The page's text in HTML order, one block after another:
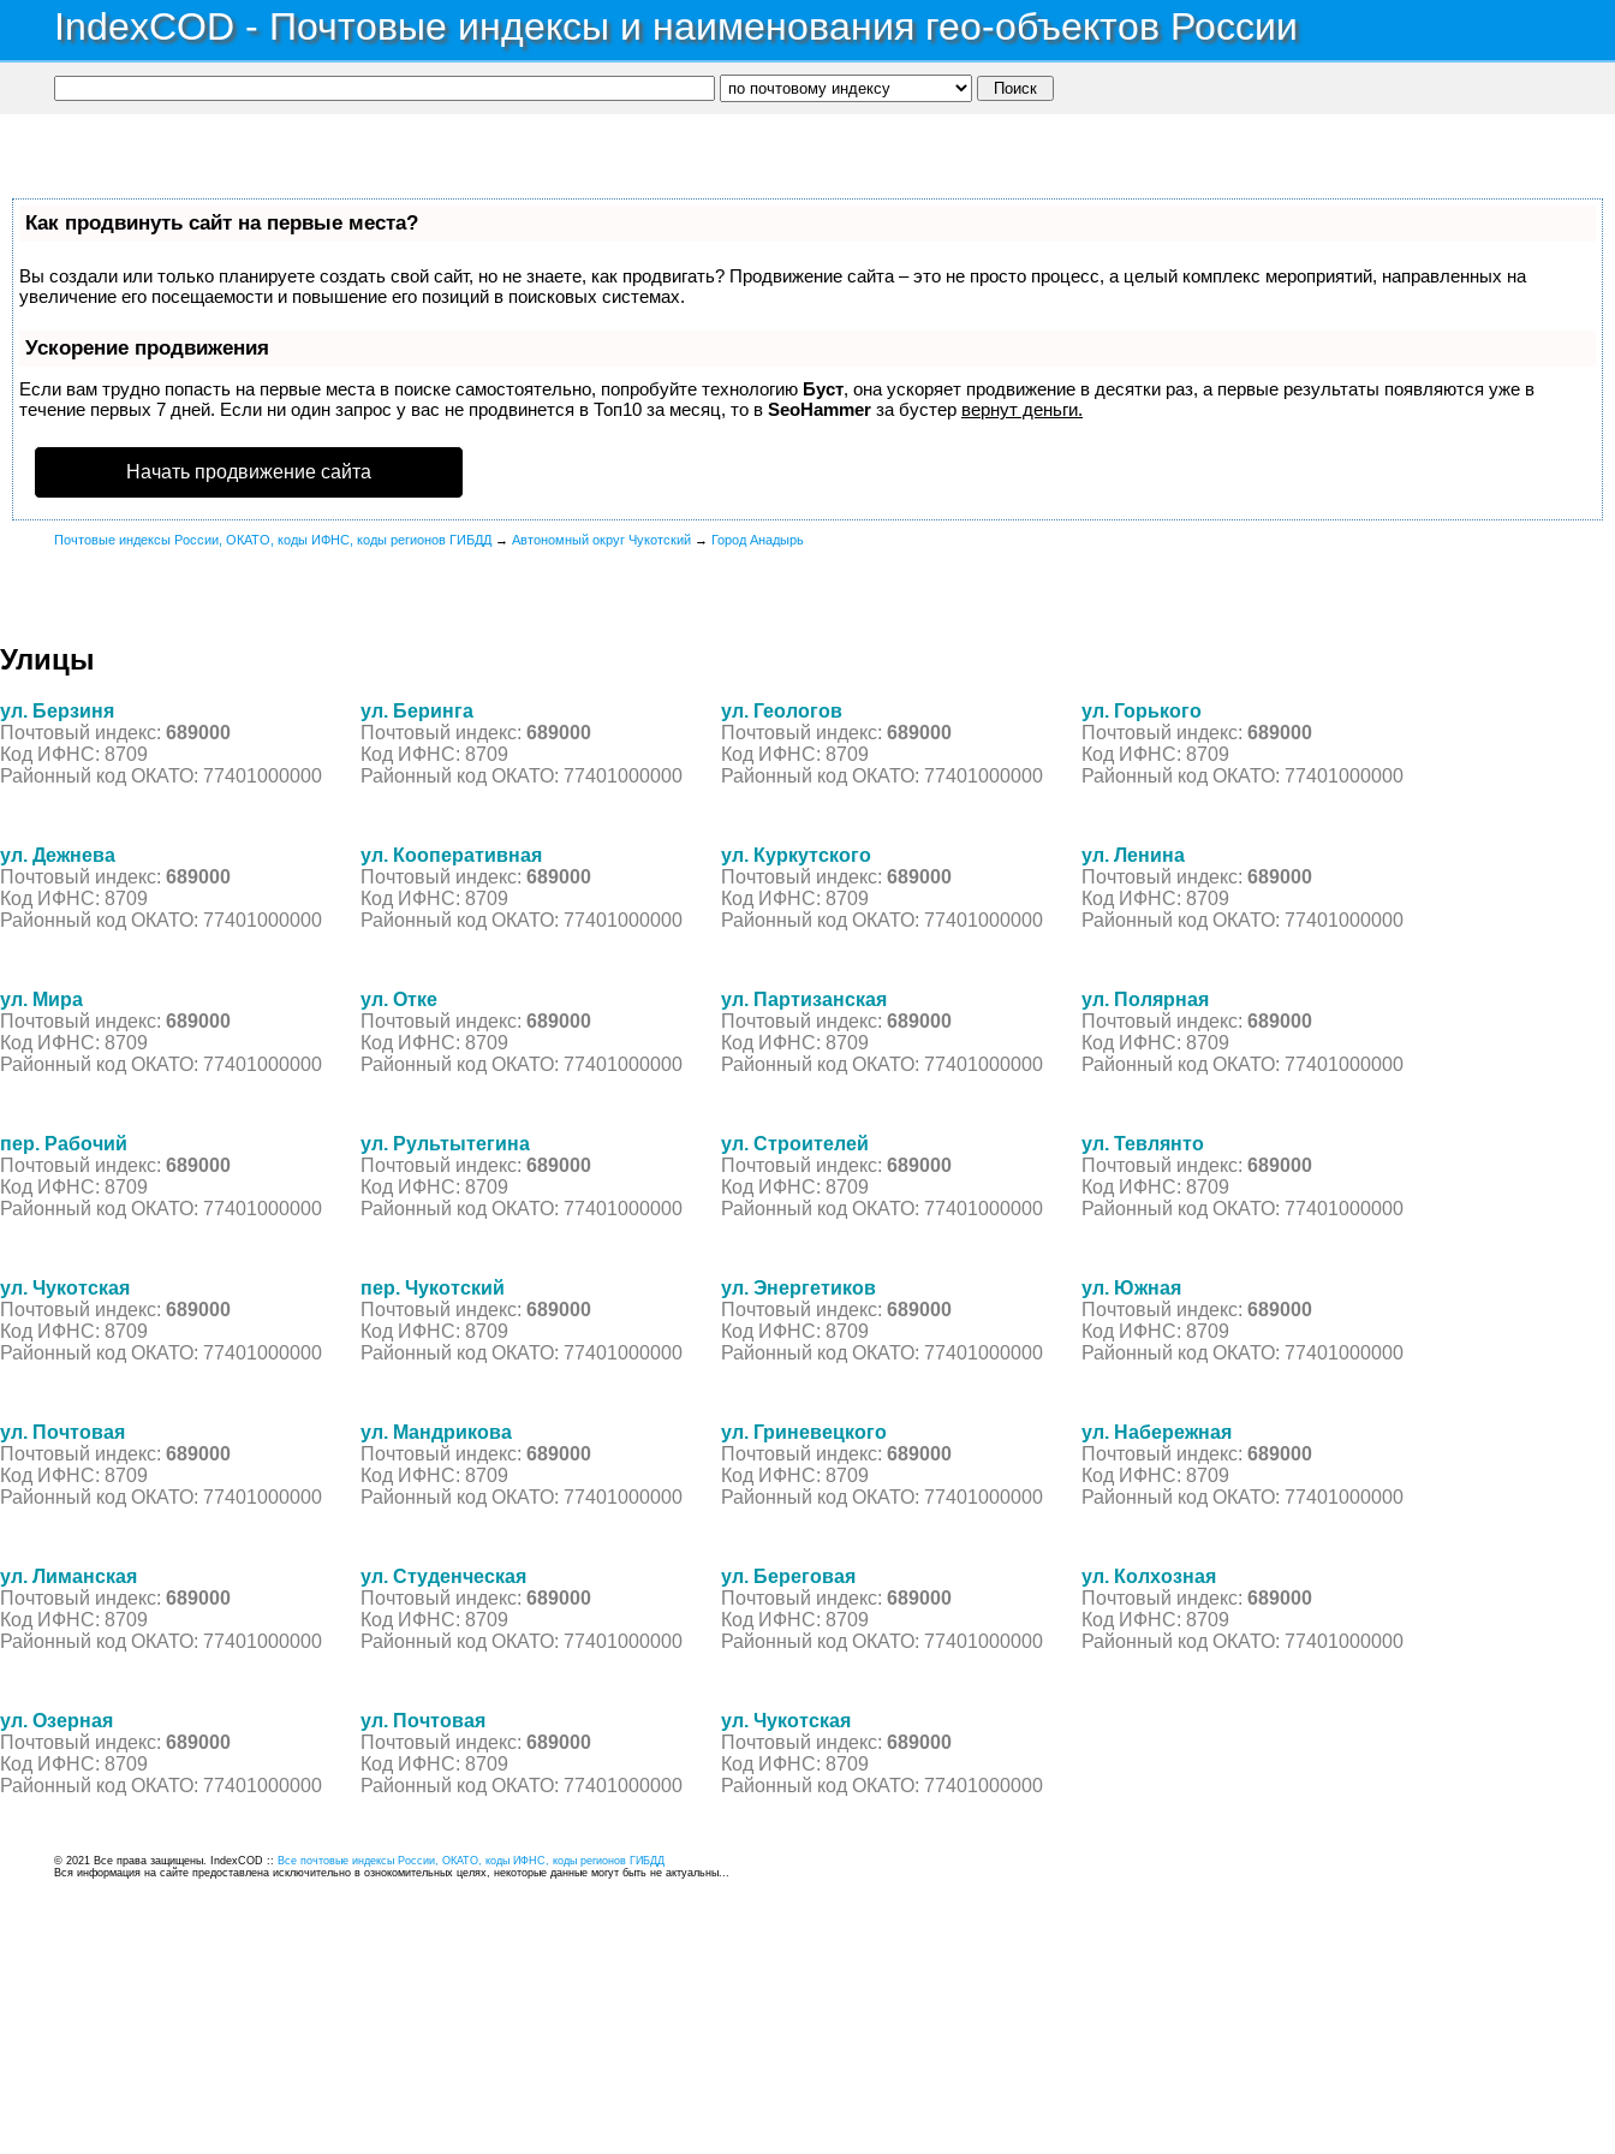
IndexCOD - Почтовые индексы и наименования гео-объектов России
Как продвинуть сайт на первые места?
Вы создали или только планируете создать свой сайт, но не знаете, как продвигать? Продвижение сайта – это не просто процесс, а целый комплекс мероприятий, направленных на
увеличение его посещаемости и повышение его позиций в поисковых системах.
Ускорение продвижения
Если вам трудно попасть на первые места в поиске самостоятельно, попробуйте технологию Буст, она ускоряет продвижение в десятки раз, а первые результаты появляются уже в
течение первых 7 дней. Если ни один запрос у вас не продвинется в Топ10 за месяц, то в SeoHammer за бустер вернут деньги.
Начать продвижение сайта
Почтовые индексы России, ОКАТО, коды ИФНС, коды регионов ГИБДД → Автономный округ Чукотский → Город Анадырь
Улицы
ул. Берзиня
Почтовый индекс: 689000
Код ИФНС: 8709
Районный код ОКАТО: 77401000000
ул. Беринга
Почтовый индекс: 689000
Код ИФНС: 8709
Районный код ОКАТО: 77401000000
ул. Геологов
Почтовый индекс: 689000
Код ИФНС: 8709
Районный код ОКАТО: 77401000000
ул. Горького
Почтовый индекс: 689000
Код ИФНС: 8709
Районный код ОКАТО: 77401000000
ул. Дежнева
Почтовый индекс: 689000
Код ИФНС: 8709
Районный код ОКАТО: 77401000000
ул. Кооперативная
Почтовый индекс: 689000
Код ИФНС: 8709
Районный код ОКАТО: 77401000000
ул. Куркутского
Почтовый индекс: 689000
Код ИФНС: 8709
Районный код ОКАТО: 77401000000
ул. Ленина
Почтовый индекс: 689000
Код ИФНС: 8709
Районный код ОКАТО: 77401000000
ул. Мира
Почтовый индекс: 689000
Код ИФНС: 8709
Районный код ОКАТО: 77401000000
ул. Отке
Почтовый индекс: 689000
Код ИФНС: 8709
Районный код ОКАТО: 77401000000
ул. Партизанская
Почтовый индекс: 689000
Код ИФНС: 8709
Районный код ОКАТО: 77401000000
ул. Полярная
Почтовый индекс: 689000
Код ИФНС: 8709
Районный код ОКАТО: 77401000000
пер. Рабочий
Почтовый индекс: 689000
Код ИФНС: 8709
Районный код ОКАТО: 77401000000
ул. Рультытегина
Почтовый индекс: 689000
Код ИФНС: 8709
Районный код ОКАТО: 77401000000
ул. Строителей
Почтовый индекс: 689000
Код ИФНС: 8709
Районный код ОКАТО: 77401000000
ул. Тевлянто
Почтовый индекс: 689000
Код ИФНС: 8709
Районный код ОКАТО: 77401000000
ул. Чукотская
Почтовый индекс: 689000
Код ИФНС: 8709
Районный код ОКАТО: 77401000000
пер. Чукотский
Почтовый индекс: 689000
Код ИФНС: 8709
Районный код ОКАТО: 77401000000
ул. Энергетиков
Почтовый индекс: 689000
Код ИФНС: 8709
Районный код ОКАТО: 77401000000
ул. Южная
Почтовый индекс: 689000
Код ИФНС: 8709
Районный код ОКАТО: 77401000000
ул. Почтовая
Почтовый индекс: 689000
Код ИФНС: 8709
Районный код ОКАТО: 77401000000
ул. Мандрикова
Почтовый индекс: 689000
Код ИФНС: 8709
Районный код ОКАТО: 77401000000
ул. Гриневецкого
Почтовый индекс: 689000
Код ИФНС: 8709
Районный код ОКАТО: 77401000000
ул. Набережная
Почтовый индекс: 689000
Код ИФНС: 8709
Районный код ОКАТО: 77401000000
ул. Лиманская
Почтовый индекс: 689000
Код ИФНС: 8709
Районный код ОКАТО: 77401000000
ул. Студенческая
Почтовый индекс: 689000
Код ИФНС: 8709
Районный код ОКАТО: 77401000000
ул. Береговая
Почтовый индекс: 689000
Код ИФНС: 8709
Районный код ОКАТО: 77401000000
ул. Колхозная
Почтовый индекс: 689000
Код ИФНС: 8709
Районный код ОКАТО: 77401000000
ул. Озерная
Почтовый индекс: 689000
Код ИФНС: 8709
Районный код ОКАТО: 77401000000
ул. Почтовая
Почтовый индекс: 689000
Код ИФНС: 8709
Районный код ОКАТО: 77401000000
ул. Чукотская
Почтовый индекс: 689000
Код ИФНС: 8709
Районный код ОКАТО: 77401000000
© 2021 Все права защищены. IndexCOD :: Все почтовые индексы России, ОКАТО, коды ИФНС, коды регионов ГИБДД
Вся информация на сайте предоставлена исключительно в ознокомительных целях, некоторые данные могут быть не актуальны...